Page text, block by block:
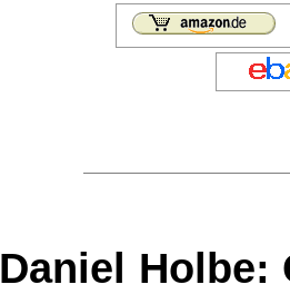
Daniel Holbe: